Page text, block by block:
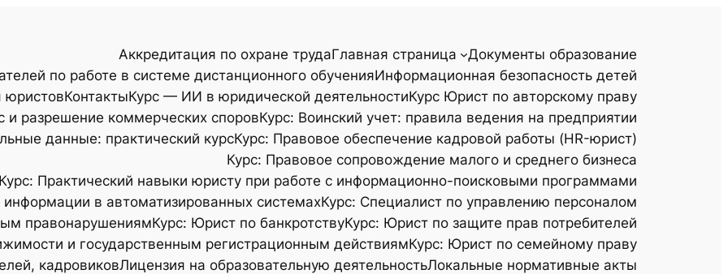
Аккредитация по охране трудаГлавная страница
Документы образование
по работе в системе дистанционного обученияИнформационная безопасность детей
юристовКонтактыКурс — ИИ в юридической деятельностиКурс Юрист по авторскому праву
и разрешение коммерческих споровКурс: Воинский учет: правила ведения на предприятии
данные: практический курсКурс: Правовое обеспечение кадровой работы (HR-юрист)
Курс: Правовое сопровождение малого и среднего бизнеса
Практический навыки юристу при работе с информационно-поисковыми программами
в автоматизированных системахКурс: Специалист по управлению персоналом
правонарушениямКурс: Юрист по банкротствуКурс: Юрист по защите прав потребителей
и государственным регистрационным действиямКурс: Юрист по семейному праву
кадровиковЛицензия на образовательную деятельностьЛокальные нормативные акты